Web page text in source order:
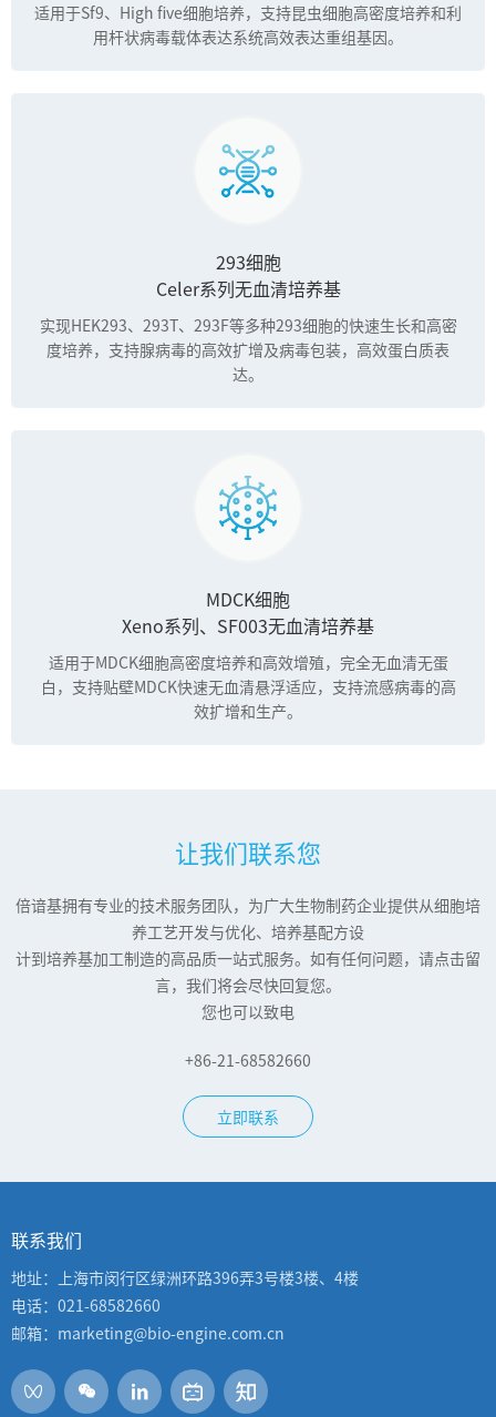
适用于Sf9、High five细胞培养，支持昆虫细胞高密度培养和利
用杆状病毒载体表达系统高效表达重组基因。
293细胞
Celer系列无血清培养基
实现HEK293、293T、293F等多种293细胞的快速生长和高密
度培养，支持腺病毒的高效扩增及病毒包装，高效蛋白质表
达。
MDCK细胞
Xeno系列、SF003无血清培养基
适用于MDCK细胞高密度培养和高效增殖，完全无血清无蛋
白，支持贴壁MDCK快速无血清悬浮适应，支持流感病毒的高
效扩增和生产。
让我们联系您
倍谙基拥有专业的技术服务团队，为广大生物制药企业提供从细胞培
养工艺开发与优化、培养基配方设
计到培养基加工制造的高品质一站式服务。如有任何问题，请点击留
言，我们将会尽快回复您。
您也可以致电
+86-21-68582660
立即联系
联系我们
地址：上海市闵行区绿洲环路396弄3号楼3楼、4楼
电话：021-68582660
邮箱：marketing@bio-engine.com.cn